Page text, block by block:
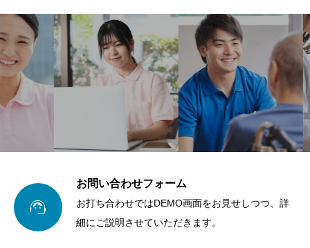

お問い合わせフォーム
お打ち合わせではDEMO画面をお見せしつつ、詳
細にご説明させていただきます。